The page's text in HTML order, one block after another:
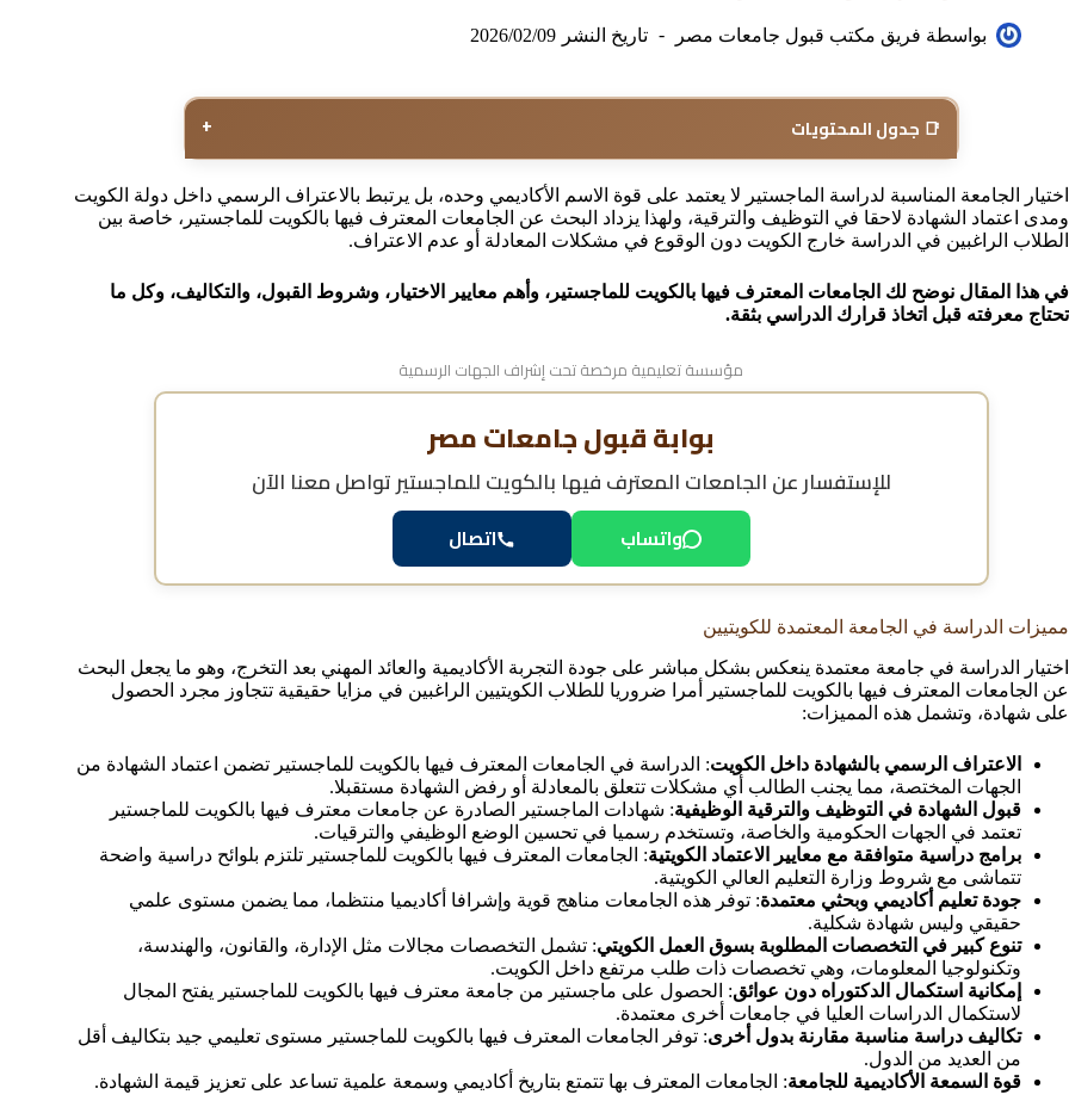
بواسطة فريق مكتب قبول جامعات مصر تاريخ النشر 2026/02/09
📑 جدول المحتويات +
اختيار الجامعة المناسبة لدراسة الماجستير لا يعتمد على قوة الاسم الأكاديمي وحده، بل يرتبط بالاعتراف الرسمي داخل دولة الكويت
ومدى اعتماد الشهادة لاحقا في التوظيف والترقية، ولهذا يزداد البحث عن الجامعات المعترف فيها بالكويت للماجستير، خاصة بين
الطلاب الراغبين في الدراسة خارج الكويت دون الوقوع في مشكلات المعادلة أو عدم الاعتراف.
في هذا المقال نوضح لك الجامعات المعترف فيها بالكويت للماجستير، وأهم معايير الاختيار، وشروط القبول، والتكاليف، وكل ما
تحتاج معرفته قبل اتخاذ قرارك الدراسي بثقة.
مؤسسة تعليمية مرخصة تحت إشراف الجهات الرسمية
بوابة قبول جامعات مصر
للإستفسار عنالجامعات المعترف فيها بالكويت للماجستيرتواصل معنا الآن
واتساب اتصال
مميزات الدراسة في الجامعة المعتمدة للكويتيين
اختيار الدراسة في جامعة معتمدة ينعكس بشكل مباشر على جودة التجربة الأكاديمية والعائد المهني بعد التخرج، وهو ما يجعل البحث
عن الجامعات المعترف فيها بالكويت للماجستير أمرا ضروريا للطلاب الكويتيين الراغبين في مزايا حقيقية تتجاوز مجرد الحصول
على شهادة، وتشمل هذه المميزات:
الاعتراف الرسمي بالشهادة داخل الكويت: الدراسة في الجامعات المعترف فيها بالكويت للماجستير تضمن اعتماد الشهادة من
الجهات المختصة، مما يجنب الطالب أي مشكلات تتعلق بالمعادلة أو رفض الشهادة مستقبلا.
قبول الشهادة في التوظيف والترقية الوظيفية: شهادات الماجستير الصادرة عن جامعات معترف فيها بالكويت للماجستير
تعتمد في الجهات الحكومية والخاصة، وتستخدم رسميا في تحسين الوضع الوظيفي والترقيات.
برامج دراسية متوافقة مع معايير الاعتماد الكويتية: الجامعات المعترف فيها بالكويت للماجستير تلتزم بلوائح دراسية واضحة
تتماشى مع شروط وزارة التعليم العالي الكويتية.
جودة تعليم أكاديمي وبحثي معتمدة: توفر هذه الجامعات مناهج قوية وإشرافا أكاديميا منتظما، مما يضمن مستوى علمي
حقيقي وليس شهادة شكلية.
تنوع كبير في التخصصات المطلوبة بسوق العمل الكويتي: تشمل التخصصات مجالات مثل الإدارة، والقانون، والهندسة،
وتكنولوجيا المعلومات، وهي تخصصات ذات طلب مرتفع داخل الكويت.
إمكانية استكمال الدكتوراه دون عوائق: الحصول على ماجستير من جامعة معترف فيها بالكويت للماجستير يفتح المجال
لاستكمال الدراسات العليا في جامعات أخرى معتمدة.
تكاليف دراسة مناسبة مقارنة بدول أخرى: توفر الجامعات المعترف فيها بالكويت للماجستير مستوى تعليمي جيد بتكاليف أقل
من العديد من الدول.
قوة السمعة الأكاديمية للجامعة: الجامعات المعترف بها تتمتع بتاريخ أكاديمي وسمعة علمية تساعد على تعزيز قيمة الشهادة.